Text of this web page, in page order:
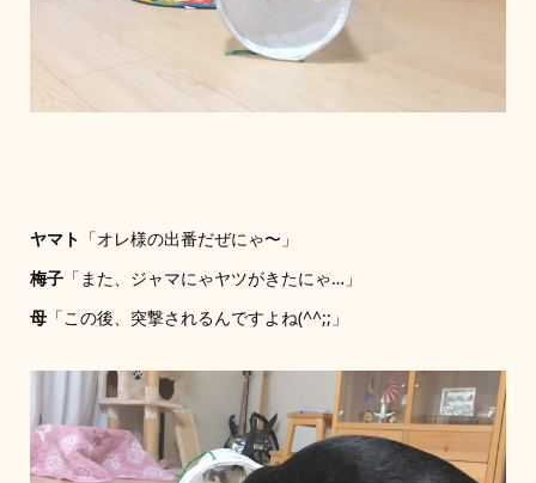
ヤマト 「オレ様の出番だぜにゃ〜」
梅子「また、ジャマにゃヤツがきたにゃ…」
母「この後、突撃されるんですよね(^^;;」